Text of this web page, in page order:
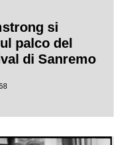
si
palco del
di Sanremo